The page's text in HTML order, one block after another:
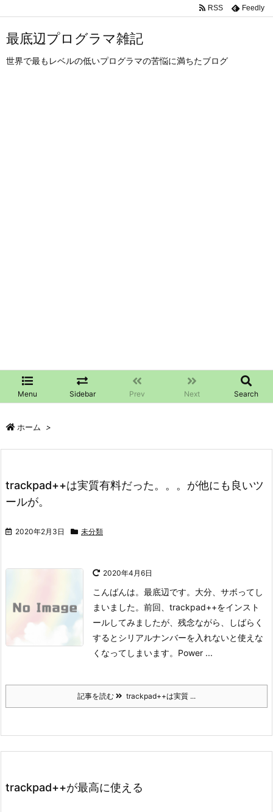
最底辺プログラマ雑記
世界で最もレベルの低いプログラマの苦悩に満ちたブログ
Menu Sidebar Prev Next Search
RSS Feedly
ホーム >
trackpad++は実質有料だった。。。が他にも良いツ
ールが。
2020年2月3日 未分類
2020年4月6日
こんばんは。 最底辺です。 大分、サボってし
まいました。 前回、trackpad++をインスト
ールしてみましたが、残念ながら、しばらく
するとシリアルナンバーを入れないと使えな
くなってしまいます。Power ...
記事を読む trackpad++は実質 ...
trackpad++が最高に使える